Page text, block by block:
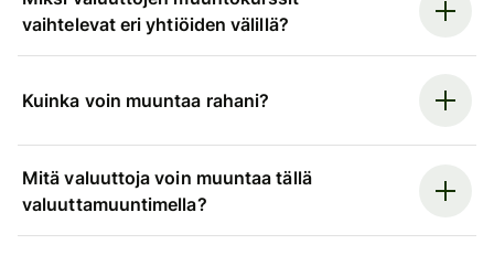
vaihtelevat eri yhtiöiden välillä?
Kuinka voin muuntaa rahani?
Mitä valuuttoja voin muuntaa tällä
valuuttamuuntimella?